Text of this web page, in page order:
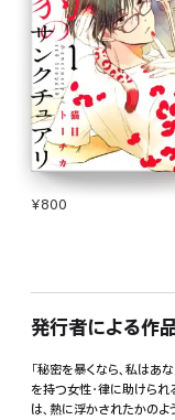
¥800
発行者による作
「秘密を暴くなら、私はあ
を持つ女性・律に助けられ
は、熱に浮かされたかのよ